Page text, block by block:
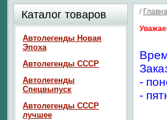
/
-
-
Каталог товаров
Автолегенды Новая
Эпоха
Автолегенды СССР
Автолегенды
Спецвыпуск
Автолегенды СССР
лучшее